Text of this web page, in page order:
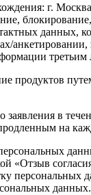
г.
данных,
третьим
продуктов
заявления в
на
«Отзыв
данных.